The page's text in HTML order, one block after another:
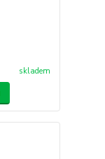
skladem